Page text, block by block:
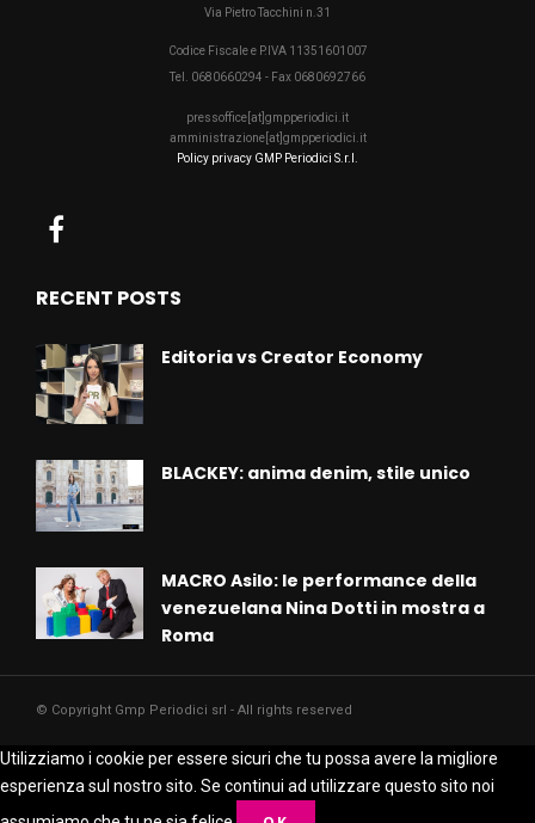
Via Pietro Tacchini n.31
Codice Fiscale e P.IVA 11351601007
Tel. 0680660294 - Fax 0680692766
pressoffice[at]gmpperiodici.it
amministrazione[at]gmpperiodici.it
Policy privacy GMP Periodici S.r.l.
RECENT POSTS
Editoria vs Creator Economy
BLACKEY: anima denim, stile unico
MACRO Asilo: le performance della
venezuelana Nina Dotti in mostra a
Roma
© Copyright Gmp Periodici srl - All rights reserved
Utilizziamo i cookie per essere sicuri che tu possa avere la migliore
esperienza sul nostro sito. Se continui ad utilizzare questo sito noi